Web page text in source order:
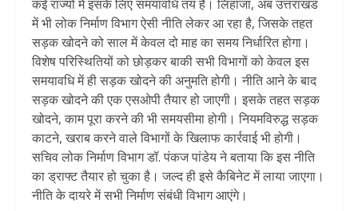
कई राज्यों में इसके लिए समयावधि तय है। लिहाजा, अब उत्तराखंड
में भी लोक निर्माण विभाग ऐसी नीति लेकर आ रहा है, जिसके तहत
सड़क खोदने को साल में केवल दो माह का समय निर्धारित होगा।
विशेष परिस्थितियों को छोड़कर बाकी सभी विभागों को केवल इस
समयावधि में ही सड़क खोदने की अनुमति होगी। नीति आने के बाद
सड़क खोदने की एक एसओपी तैयार हो जाएगी। इसके तहत सड़क
खोदने, काम पूरा करने की भी समयसीमा होगी। नियमविरुद्ध सड़क
काटने, खराब करने वाले विभागों के खिलाफ कार्रवाई भी होगी।
सचिव लोक निर्माण विभाग डॉ. पंकज पांडेय ने बताया कि इस नीति
का ड्राफ्ट तैयार हो चुका है। जल्द ही इसे कैबिनेट में लाया जाएगा।
नीति के दायरे में सभी निर्माण संबंधी विभाग आएंगे।